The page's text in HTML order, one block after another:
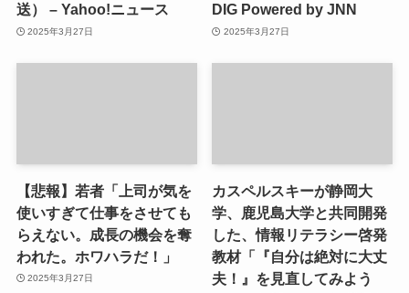
送） – Yahoo!ニュース
2025年3月27日
DIG Powered by JNN
2025年3月27日
【悲報】若者「上司が気を
使いすぎて仕事をさせても
らえない。成長の機会を奪
われた。ホワハラだ！」
2025年3月27日
カスペルスキーが静岡大
学、鹿児島大学と共同開発
した、情報リテラシー啓発
教材「『自分は絶対に大丈
夫！』を見直してみよう